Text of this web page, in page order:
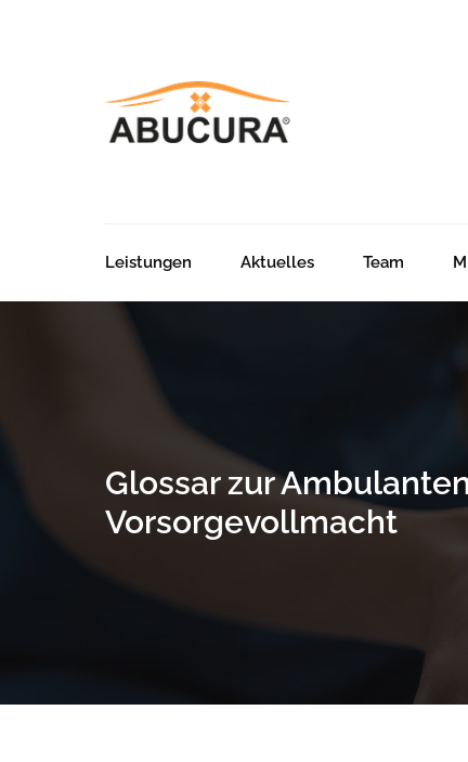
Leistungen Aktuelles Team
Glossar zur
Vorsorgevollmacht